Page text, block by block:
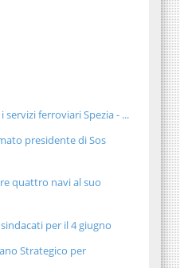
ferroviari Spezia - ...
presidente di Sos
quattro navi al suo
per il 4 giugno
Strategico per